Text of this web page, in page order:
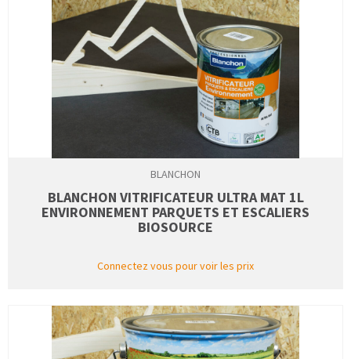
BLANCHON
BLANCHON VITRIFICATEUR ULTRA MAT 1L
ENVIRONNEMENT PARQUETS ET ESCALIERS
BIOSOURCE
Connectez vous pour voir les prix